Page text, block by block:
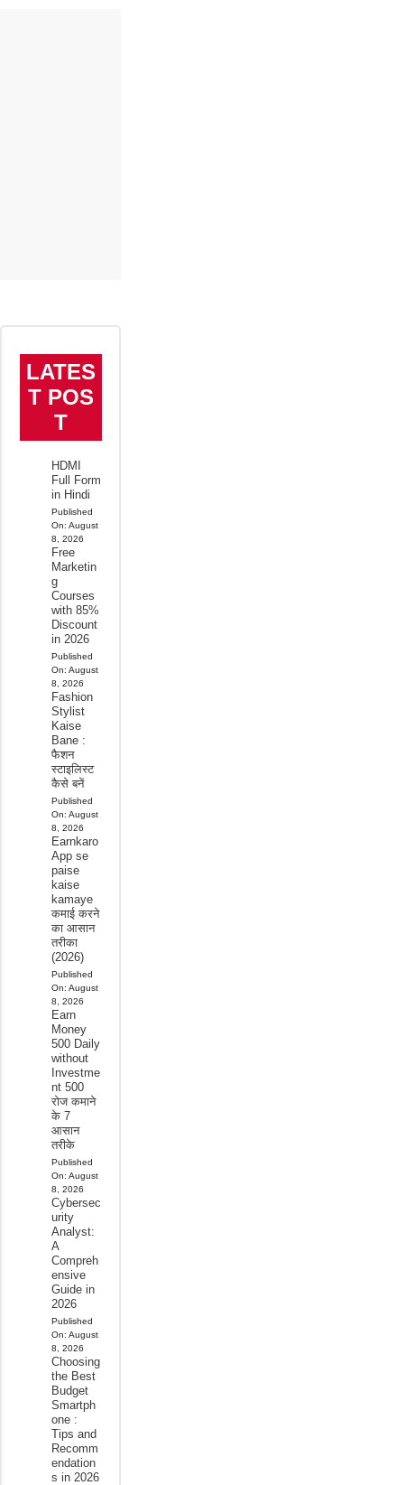
LATES
T POS
T
HDMI
Full Form
in Hindi
Published
On: August
8, 2026
Free
Marketin
g
Courses
with 85%
Discount
in 2026
Published
On: August
8, 2026
Fashion
Stylist
Kaise
Bane :
फैशन
स्टाइलिस्ट
कैसे बनें
Published
On: August
8, 2026
Earnkaro
App se
paise
kaise
kamaye
कमाई करने
का आसान
तरीका
(2026)
Published
On: August
8, 2026
Earn
Money
500 Daily
without
Investme
nt 500
रोज कमाने
के 7
आसान
तरीके
Published
On: August
8, 2026
Cybersec
urity
Analyst:
A
Compreh
ensive
Guide in
2026
Published
On: August
8, 2026
Choosing
the Best
Budget
Smartph
one :
Tips and
Recomm
endation
s in 2026